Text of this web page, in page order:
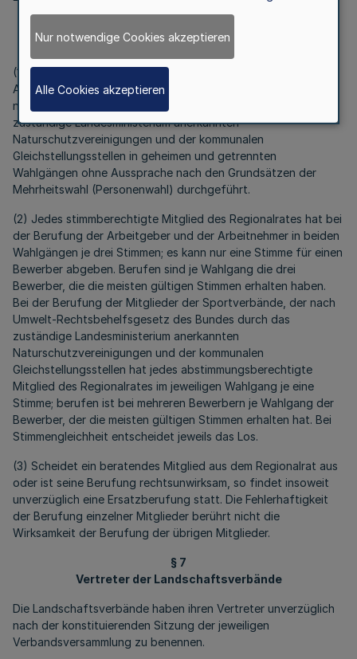
Wahl der beratenden Mitglieder
(1) Die Berufung der beratenden Mitglieder wird für die
Arbeitgeber, Arbeitnehmer, Mitglieder der Sportverbände, der
nach Umwelt-Rechtsbehelfsgesetz des Bundes durch das
zuständige Landesministerium anerkannten
Naturschutzvereinigungen und der kommunalen
Gleichstellungsstellen in geheimen und getrennten
Wahlgängen ohne Aussprache nach den Grundsätzen der
Mehrheitswahl (Personenwahl) durchgeführt.
(2) Jedes stimmberechtigte Mitglied des Regionalrates hat bei
der Berufung der Arbeitgeber und der Arbeitnehmer in beiden
Wahlgängen je drei Stimmen; es kann nur eine Stimme für einen
Bewerber abgeben. Berufen sind je Wahlgang die drei
Bewerber, die die meisten gültigen Stimmen erhalten haben.
Bei der Berufung der Mitglieder der Sportverbände, der nach
Umwelt-Rechtsbehelfsgesetz des Bundes durch das
zuständige Landesministerium anerkannten
Naturschutzvereinigungen und der kommunalen
Gleichstellungsstellen hat jedes abstimmungsberechtigte
Mitglied des Regionalrates im jeweiligen Wahlgang je eine
Stimme; berufen ist bei mehreren Bewerbern je Wahlgang der
Bewerber, der die meisten gültigen Stimmen erhalten hat. Bei
Stimmengleichheit entscheidet jeweils das Los.
(3) Scheidet ein beratendes Mitglied aus dem Regionalrat aus
oder ist seine Berufung rechtsunwirksam, so findet insoweit
unverzüglich eine Ersatzberufung statt. Die Fehlerhaftigkeit
der Berufung einzelner Mitglieder berührt nicht die
Wirksamkeit der Berufung der übrigen Mitglieder.
§ 7
Vertreter der Landschaftsverbände
Die Landschaftsverbände haben ihren Vertreter unverzüglich
nach der konstituierenden Sitzung der jeweiligen
Verbandsversammlung zu benennen.
Nur notwendige Cookies akzeptieren
Alle Cookies akzeptieren